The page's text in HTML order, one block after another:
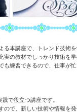
る本講座で、トレンド技術
実の教材でしっかり技術を学
も練習できるので、仕事が
で役立つ講座です。
ので、新しい技術や情報を